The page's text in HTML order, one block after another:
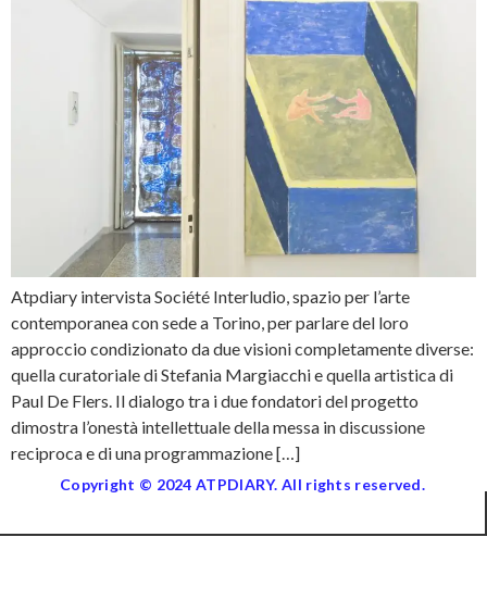
Atpdiary intervista Société Interludio, spazio per l’arte
contemporanea con sede a Torino, per parlare del loro
approccio condizionato da due visioni completamente diverse:
quella curatoriale di Stefania Margiacchi e quella artistica di
Paul De Flers. Il dialogo tra i due fondatori del progetto
dimostra l’onestà intellettuale della messa in discussione
reciproca e di una programmazione […]
Copyright © 2024 ATPDIARY. All rights reserved.